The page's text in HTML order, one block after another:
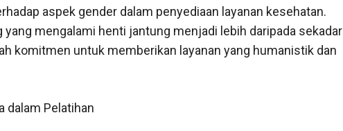
aspek gender dalam penyediaan layanan kesehatan.
mengalami henti jantung menjadi lebih daripada sekadar
komitmen untuk memberikan layanan yang humanistik dan
dalam Pelatihan